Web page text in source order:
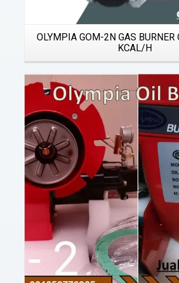
OLYMPIA GOM-2N GAS
KCAL/H
Details